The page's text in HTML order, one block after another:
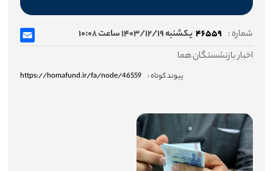
صفحه اصلی
اساسنامه صندوق
هیئت مدیره
شماره : ۴۶۵۵۹ یکشنبه ۱۴۰۳/۱۲/۱۹ ساعت ۱۰:۰۸
اخبار بازنشستگان هما
پیوند کوتاه : https://homafund.ir/fa/node/46559